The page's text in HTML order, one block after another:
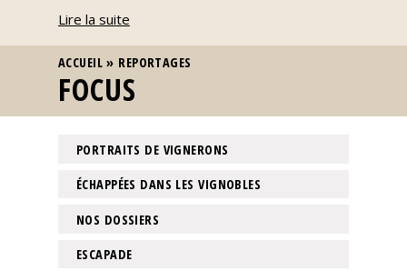
la
Lire la suite
VOUS ÊTES ICI
ACCUEIL » REPORTAGES
FOCUS
PORTRAITS DE VIGNERONS
ÉCHAPPÉES DANS LES VIGNOBLES
NOS DOSSIERS
ESCAPADE